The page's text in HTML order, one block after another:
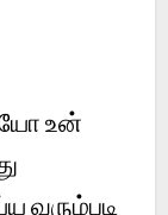
உன்
வரும்படி